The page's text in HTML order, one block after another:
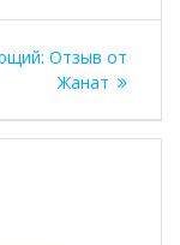
Следующая
запись:
Отзыв от
Жанат